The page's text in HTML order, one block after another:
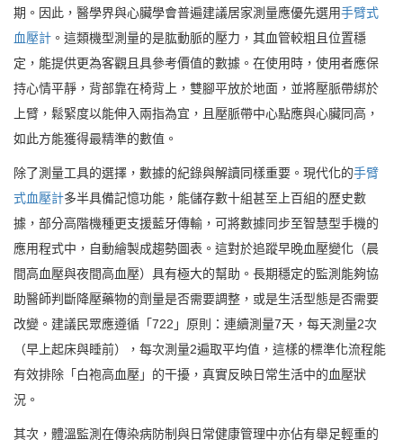
期。因此，醫學界與心臟學會普遍建議居家測量應優先選用手臂式
血壓計 。這類機型測量的是肱動脈的壓力，其血管較粗且位置穩
定，能提供更為客觀且具參考價值的數據。在使用時，使用者應保
持心情平靜，背部靠在椅背上，雙腳平放於地面，並將壓脈帶綁於
上臂，鬆緊度以能伸入兩指為宜，且壓脈帶中心點應與心臟同高，
如此方能獲得最精準的數值。
除了測量工具的選擇，數據的紀錄與解讀同樣重要。現代化的手臂
式血壓計多半具備記憶功能，能儲存數十組甚至上百組的歷史數
據，部分高階機種更支援藍牙傳輸，可將數據同步至智慧型手機的
應用程式中，自動繪製成趨勢圖表。這對於追蹤早晚血壓變化（晨
間高血壓與夜間高血壓）具有極大的幫助。長期穩定的監測能夠協
助醫師判斷降壓藥物的劑量是否需要調整，或是生活型態是否需要
改變。建議民眾應遵循「722」原則：連續測量7天，每天測量2次
（早上起床與睡前），每次測量2遍取平均值，這樣的標準化流程能
有效排除「白袍高血壓」的干擾，真實反映日常生活中的血壓狀
況。
其次，體溫監測在傳染病防制與日常健康管理中亦佔有舉足輕重的